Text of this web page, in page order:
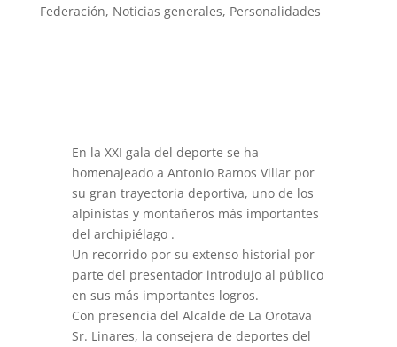
Federación, Noticias generales, Personalidades
En la XXI gala del deporte se ha
homenajeado a Antonio Ramos Villar por
su gran trayectoria deportiva, uno de los
alpinistas y montañeros más importantes
del archipiélago .
Un recorrido por su extenso historial por
parte del presentador introdujo al público
en sus más importantes logros.
Con presencia del Alcalde de La Orotava
Sr. Linares, la consejera de deportes del